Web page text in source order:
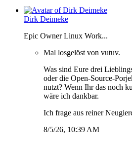
Dirk Deimeke
Epic Owner Linux Work...
Mal losgelöst von vutuv.
Was sind Eure drei
oder die Open-Source-
nutzt? Wenn Ihr das noch
wäre ich dankbar.
Ich frage aus reiner
8/5/26, 10:39 AM